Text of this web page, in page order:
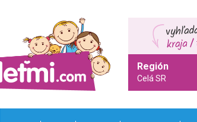
Región
Celá SR